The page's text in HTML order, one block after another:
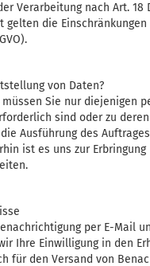
Verarbeitung nach Art.
die
von Daten?
Sie nur diejenigen
sind oder zu
Ausführung des
ist es uns zur
per E-Mail
Ihre Einwilligung in den
für den Versand von